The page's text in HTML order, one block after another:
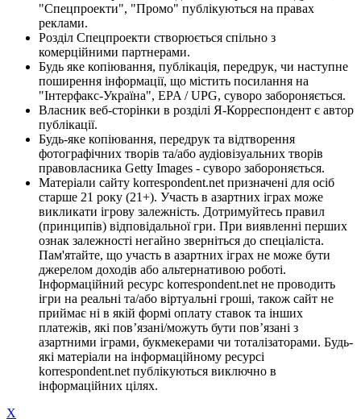
"Спецпроекти", "Промо" публікуються на правах
реклами.
Розділ Спецпроекти створюється спільно з
комерційними партнерами.
Будь яке копіювання, публікація, передрук, чи наступне
поширення інформації, що містить посилання на
"Інтерфакс-Україна", EPA / UPG, суворо забороняється.
Власник веб-сторінки в розділі Я-Корреспондент є автор
публікації.
Будь-яке копіювання, передрук та відтворення
фотографічних творів та/або аудіовізуальних творів
правовласника Getty Images - суворо забороняється.
Матеріали сайту korrespondent.net призначені для осіб
старше 21 року (21+). Участь в азартних іграх може
викликати ігрову залежність. Дотримуйтесь правил
(принципів) відповідальної гри. При виявленні перших
ознак залежності негайно зверніться до спеціаліста.
Пам'ятайте, що участь в азартних іграх не може бути
джерелом доходів або альтернативою роботі.
Інформаційний ресурс korrespondent.net не проводить
ігри на реальні та/або віртуальні гроші, також сайт не
приймає ні в якій формі оплату ставок та інших
платежів, які пов’язані/можуть бути пов’язані з
азартними іграми, букмекерами чи тоталізаторами. Будь-
які матеріали на інформаційному ресурсі
korrespondent.net публікуються виключно в
інформаційних цілях.
X